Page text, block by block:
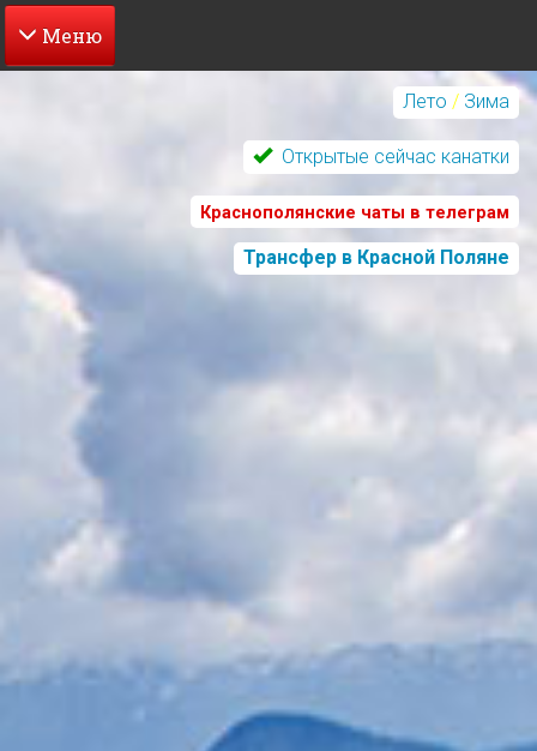
Перейти
Лето / Зима
Открытые сейчас канатки
Краснополянские чаты в телеграм
Трансфер в Красной Поляне